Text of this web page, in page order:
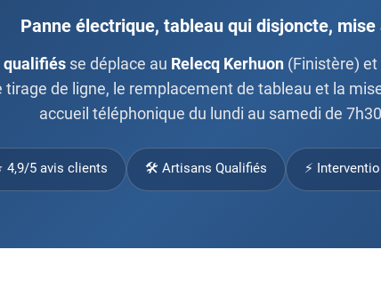
Panne électrique, tableau qui disjoncte, mise
se déplace au Relecq Kerhuon(Finistère) et
de ligne, le remplacement de tableau et la
accueil téléphonique du lundi au samedi de
4,9/5 avis clients 🛠 Artisans Qualifiés ⚡